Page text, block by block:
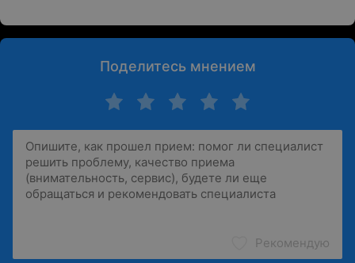
Поделитесь мнением
Рекомендую